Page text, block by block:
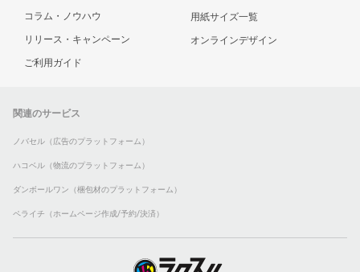
コラム・ノウハウ
リリース・キャンペーン
ご利用ガイド
用紙サイズ一覧
オンラインデザイン
関連のサービス
ノバセル（広告のプラットフォーム）
ハコベル（物流のプラットフォーム）
ダンボールワン（梱包材のプラットフォーム）
ペライチ（ホームページ作成/予約/決済）